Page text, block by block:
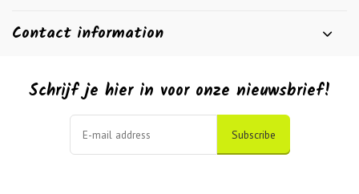
Contact information
Schrijf je hier in voor onze nieuwsbrief!
Subscribe